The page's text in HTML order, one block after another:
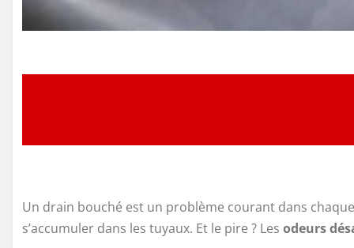
Un drain bouché est un problème courant dans
s’accumuler dans les tuyaux. Et le pire ? Les odeurs